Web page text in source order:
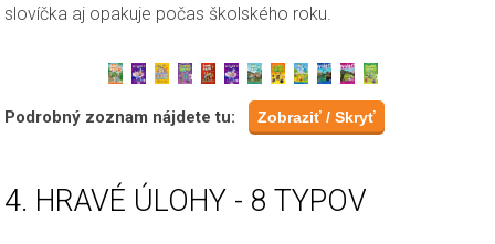
slovíčka aj opakuje počas školského roku.
Podrobný zoznam nájdete tu:
4. HRAVÉ ÚLOHY - 8 TYPOV